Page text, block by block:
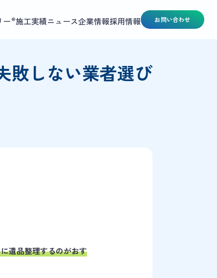
ー ®施工実績ニュース企業情報採用情報 お問い合わせ
敗しない業者選び
遺品整理するのがおす